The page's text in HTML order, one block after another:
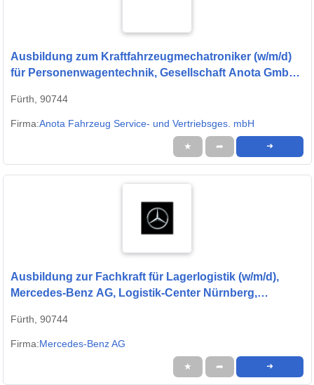
Ausbildung zum Kraftfahrzeugmechatroniker (w/m/d)
für Personenwagentechnik, Gesellschaft Anota GmbH,
Fürth, 90744
Firma:Anota Fahrzeug Service- und Vertriebsges. mbH
★ ➦ ➜
Ausbildung zur Fachkraft für Lagerlogistik (w/m/d),
Mercedes-Benz AG, Logistik-Center Nürnberg,
Fürth, 90744
Firma:Mercedes-Benz AG
★ ➦ ➜